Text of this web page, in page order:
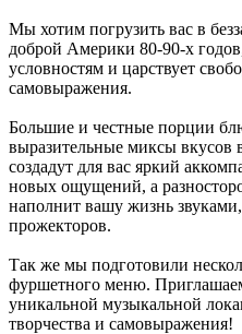
Мы хотим погрузить вас в
доброй Америки 80-90-х
условностям и царствует
самовыражения.
Большие и честные порции
выразительные миксы вкусов
создадут для вас яркий
новых ощущений, а
наполнит вашу жизнь
прожекторов.
Так же мы подготовили
фуршетного меню.
уникальной музыкальной
творчества и самовыражения!